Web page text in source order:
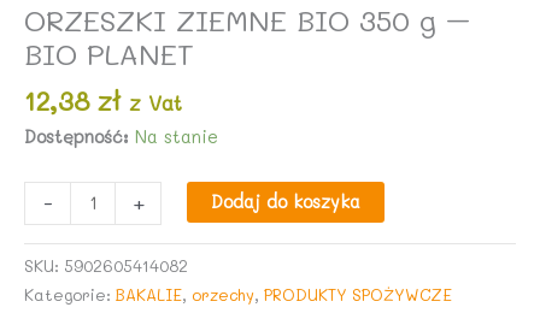
ORZESZKI ZIEMNE BIO 350 g –
BIO PLANET
12,38 zł z Vat
Dostępność: Na stanie
-
ORZESZKI
ZIEMNE
+ Dodaj do koszyka
SKU: 5902605414082
Kategorie: BAKALIE, orzechy, PRODUKTY SPOŻYWCZE